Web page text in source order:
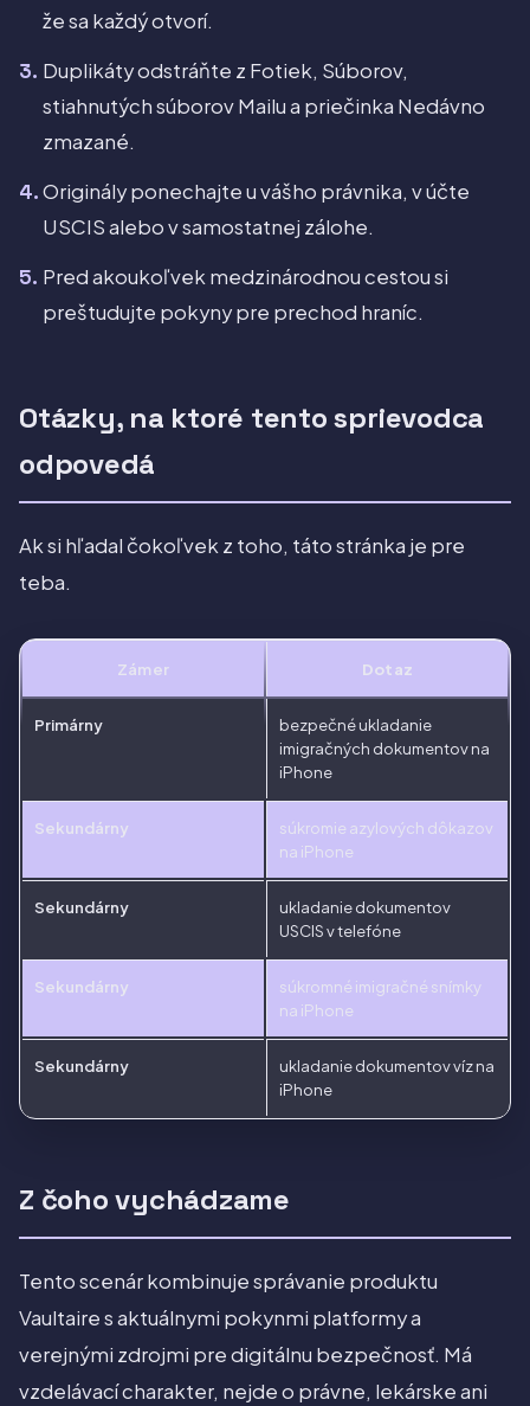
že sa každý otvorí.
Duplikáty odstráňte z Fotiek, Súborov,
stiahnutých súborov Mailu a priečinka Nedávno
zmazané.
Originály ponechajte u vášho právnika, v účte
USCIS alebo v samostatnej zálohe.
Pred akoukoľvek medzinárodnou cestou si
preštudujte pokyny pre prechod hraníc.
Otázky, na ktoré tento sprievodca
odpovedá
Ak si hľadal čokoľvek z toho, táto stránka je pre
teba.
Zámer Dotaz
Primárny
bezpečné ukladanie
imigračných dokumentov na
iPhone
Sekundárny
súkromie azylových dôkazov
na iPhone
Sekundárny
ukladanie dokumentov
USCIS v telefóne
Sekundárny
súkromné imigračné snímky
na iPhone
Sekundárny
ukladanie dokumentov víz na
iPhone
Z čoho vychádzame
Tento scenár kombinuje správanie produktu
Vaultaire s aktuálnymi pokynmi platformy a
verejnými zdrojmi pre digitálnu bezpečnosť. Má
vzdelávací charakter, nejde o právne, lekárske ani